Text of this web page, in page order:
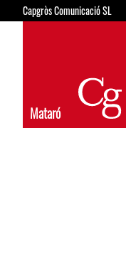
Capgròs Comunicació SL
Mataró